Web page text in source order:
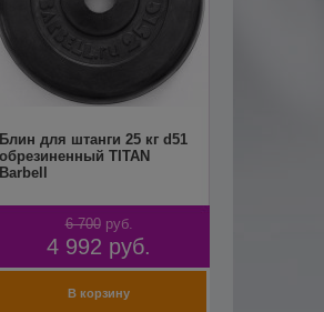
Блин для штанги 25 кг d51
обрезиненный TITAN
Barbell
6 700 руб.
4 992 руб.